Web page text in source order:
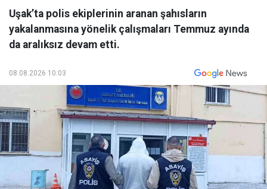
Uşak’ta polis ekiplerinin aranan şahısların
yakalanmasına yönelik çalışmaları Temmuz ayında
da aralıksız devam etti.
08.08.2026 10:03